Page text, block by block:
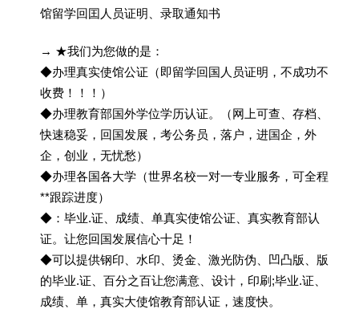
馆留学回囯人员证明、录取通知书
→ ★我们为您做的是：
◆办理真实使馆公证（即留学回国人员证明，不成功不
收费！！！）
◆办理教育部国外学位学历认证。（网上可查、存档、
快速稳妥，回国发展，考公务员，落户，进国企，外
企，创业，无忧愁）
◆办理各国各大学（世界名校一对一专业服务，可全程
**跟踪进度）
◆：毕业.证、成绩、单真实使馆公证、真实教育部认
证。让您回国发展信心十足！
◆可以提供钢印、水印、烫金、激光防伪、凹凸版、版
的毕业.证、百分之百让您满意、设计，印刷;毕业.证、
成绩、单，真实大使馆教育部认证，速度快。